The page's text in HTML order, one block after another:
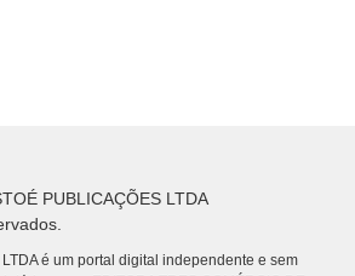
PUBLICAÇÕES LTDA
é um portal digital independente e sem